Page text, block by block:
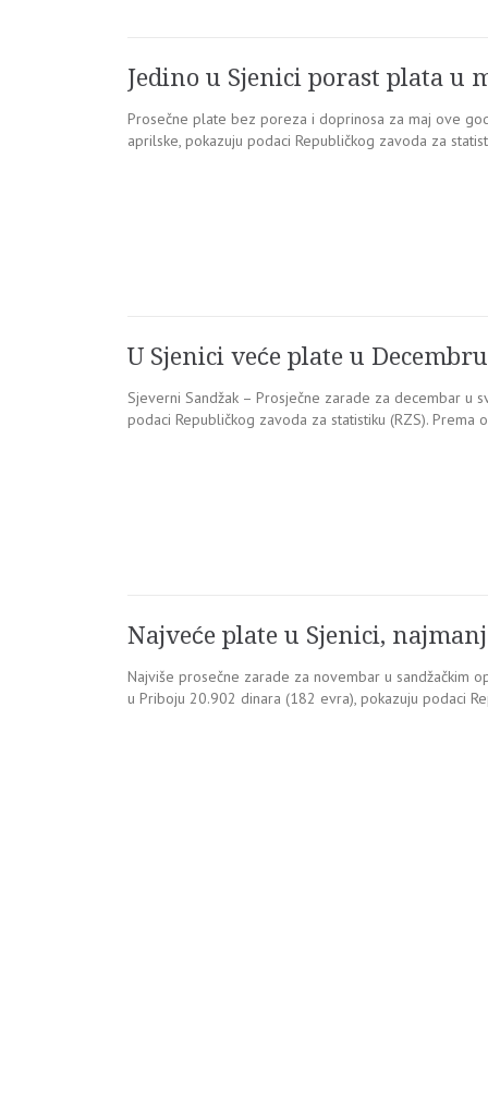
Jedino u Sjenici porast plata u
Prosečne plate bez poreza i doprinosa za maj ove
aprilske, pokazuju podaci Republičkog zavoda za
U Sjenici veće plate u Decembru
Sjeverni Sandžak – Prosječne zarade za decembar u
podaci Republičkog zavoda za statistiku (RZS).
Najveće plate u Sjenici,
Najviše prosečne zarade za novembar u sandžačkim
u Priboju 20.902 dinara (182 evra), pokazuju podaci